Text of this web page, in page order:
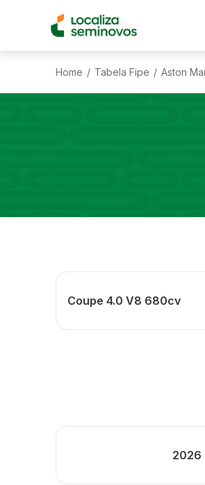
Home / Tabela Fipe / Aston
Coupe 4.0 V8 680cv
2026